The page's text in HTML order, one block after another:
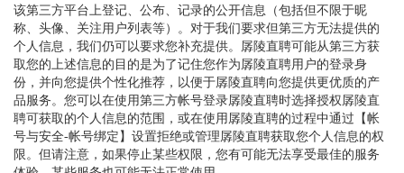
该第三方平台上登记、公布、记录的公开信息（包括但不限于昵
称、头像、关注用户列表等）。对于我们要求但第三方无法提供的
个人信息，我们仍可以要求您补充提供。孱陵直聘可能从第三方获
取您的上述信息的目的是为了记住您作为孱陵直聘用户的登录身
份，并向您提供个性化推荐，以便于孱陵直聘向您提供更优质的产
品服务。您可以在使用第三方帐号登录孱陵直聘时选择授权孱陵直
聘可获取的个人信息的范围，或在使用孱陵直聘的过程中通过【帐
号与安全-帐号绑定】设置拒绝或管理孱陵直聘获取您个人信息的权
限。但请注意，如果停止某些权限，您有可能无法享受最佳的服务